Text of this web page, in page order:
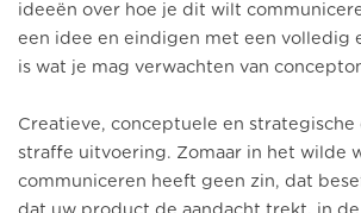
ideeën over hoe je dit wilt
een idee en eindigen met een volledig
is wat je mag verwachten van
Creatieve, conceptuele en
straffe uitvoering. Zomaar in het wilde
communiceren heeft geen zin, dat